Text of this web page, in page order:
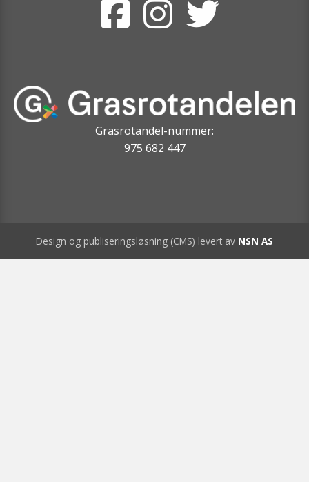
Grasrotandel-nummer:
975 682 447
Design og publiseringsløsning (CMS) levert av NSN AS